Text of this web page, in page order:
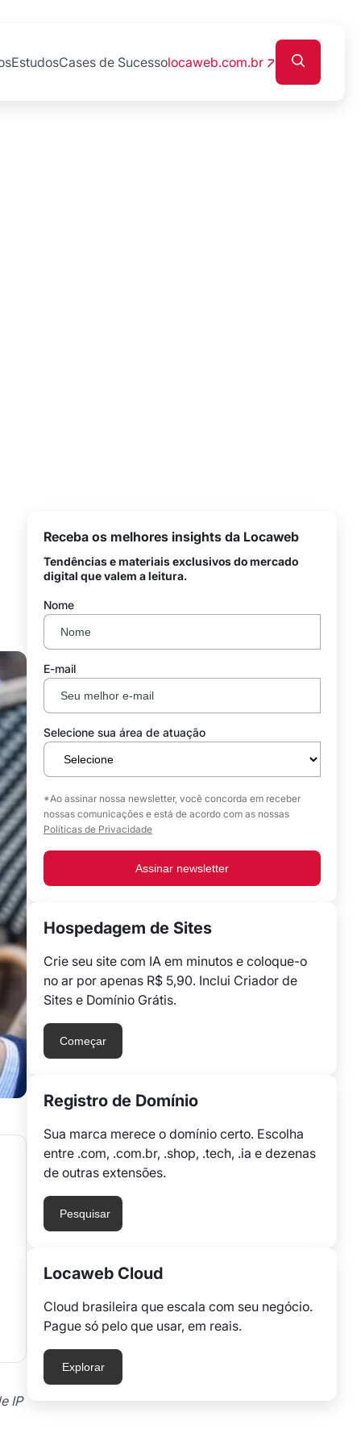
EstudosCases de Sucessolocaweb.com.br
IP
Receba os melhores insights da Locaweb
Tendências e materiais exclusivos do mercado
digital que valem a leitura.
Nome
E-mail
Selecione sua área de atuação
*Ao assinar nossa newsletter, você concorda em receber
nossas comunicações e está de acordo com as nossas
Políticas de Privacidade
Assinar newsletter
Hospedagem de Sites
Crie seu site com IA em minutos e coloque-o
no ar por apenas R$ 5,90. Inclui Criador de
Sites e Domínio Grátis.
Começar
Registro de Domínio
Sua marca merece o domínio certo. Escolha
entre .com, .com.br, .shop, .tech, .ia e dezenas
de outras extensões.
Pesquisar
Locaweb Cloud
Cloud brasileira que escala com seu negócio.
Pague só pelo que usar, em reais.
Explorar